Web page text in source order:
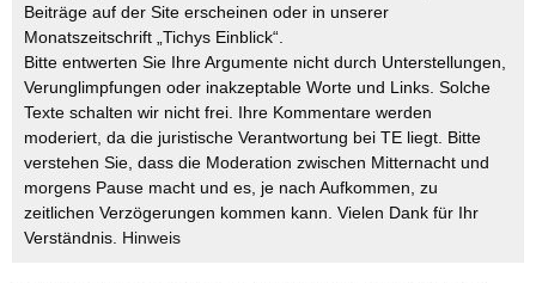
Beiträge auf der Site erscheinen oder in unserer
Monatszeitschrift „Tichys Einblick“.
Bitte entwerten Sie Ihre Argumente nicht durch Unterstellungen,
Verunglimpfungen oder inakzeptable Worte und Links. Solche
Texte schalten wir nicht frei. Ihre Kommentare werden
moderiert, da die juristische Verantwortung bei TE liegt. Bitte
verstehen Sie, dass die Moderation zwischen Mitternacht und
morgens Pause macht und es, je nach Aufkommen, zu
zeitlichen Verzögerungen kommen kann. Vielen Dank für Ihr
Verständnis. Hinweis